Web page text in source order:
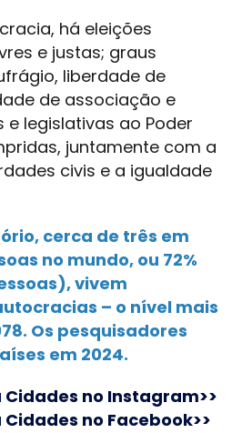
há eleições
e justas; graus
liberdade de
de associação e
e legislativas ao Poder
juntamente com a
civis e a igualdade
cerca de três em
no mundo, ou 72%
vivem
– o nível mais
Os pesquisadores
em 2024.
no Instagram>>
no Facebook>>